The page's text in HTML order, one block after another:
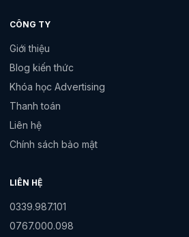
CÔNG TY
Giới thiệu
Blog kiến thức
Khóa học Advertising
Thanh toán
Liên hệ
Chính sách bảo mật
LIÊN HỆ
0339.987.101
0767.000.098